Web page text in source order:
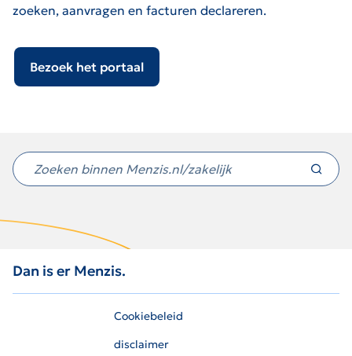
zoeken, aanvragen en facturen declareren.
Bezoek het portaal
Niet
Dan is er Menzis.
Cookiebeleid
disclaimer